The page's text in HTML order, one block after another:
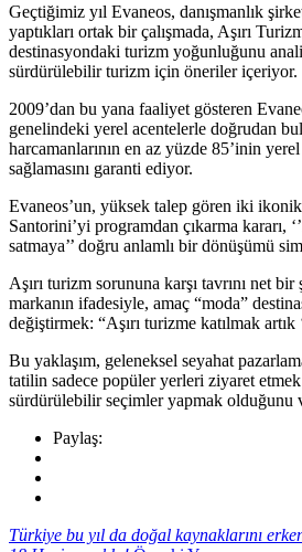
Geçtiğimiz yıl Evaneos, danışmanlık
yaptıkları ortak bir çalışmada, Aşırı
destinasyondaki turizm yoğunluğunu
sürdürülebilir turizm için öneriler içeriyor.
2009’dan bu yana faaliyet gösteren
genelindeki yerel acentelerle doğrudan
harcamanlarının en az yüzde 85’inin
sağlamasını garanti ediyor.
Evaneos’un, yüksek talep gören iki
Santorini’yi programdan çıkarma kararı,
satmaya’’ doğru anlamlı bir dönüşümü
Aşırı turizm sorununa karşı tavrını net
markanın ifadesiyle, amaç “moda”
değiştirmek: “Aşırı turizme katılmak artık
Bu yaklaşım, geleneksel seyahat
tatilin sadece popüler yerleri ziyaret
sürdürülebilir seçimler yapmak olduğunu
Paylaş:
Türkiye bu yıl da doğal kaynaklarını